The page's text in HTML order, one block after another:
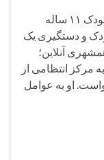
تابناک 1405/03/04 گزارش گم شدن یک کودک ۱۱ ساله
و دستگیری یک
آنلاین؛
مرکز انتظامی از
کمک خواست. او به عوامل